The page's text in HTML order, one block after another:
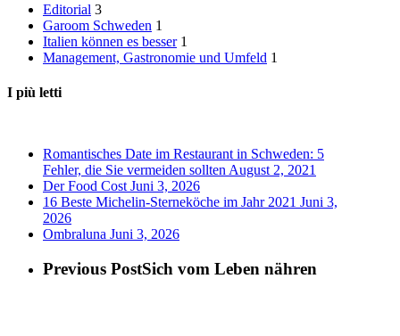
Editorial 3
Garoom Schweden 1
Italien können es besser 1
Management, Gastronomie und Umfeld 1
I più letti
Romantisches Date im Restaurant in Schweden: 5
Fehler, die Sie vermeiden solltenAugust 2, 2021
Der Food Cost Juni 3, 2026
16 Beste Michelin-Sterneköche im Jahr 2021 Juni 3,
2026
Ombraluna Juni 3, 2026
Previous PostSich vom Leben nähren